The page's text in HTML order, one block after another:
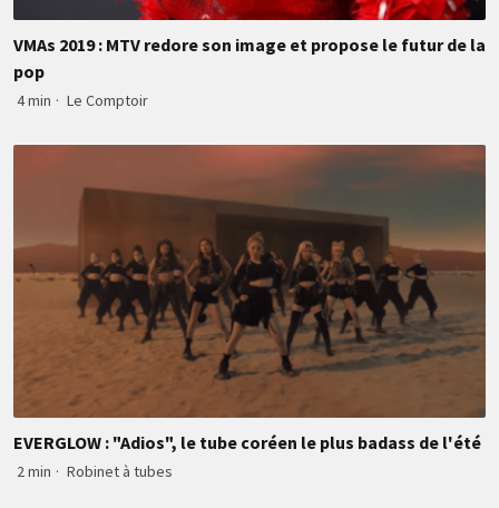
VMAs 2019 : MTV redore son image et propose le futur de la
pop
4 min · Le Comptoir
EVERGLOW : "Adios", le tube coréen le plus badass de l'été
2 min · Robinet à tubes